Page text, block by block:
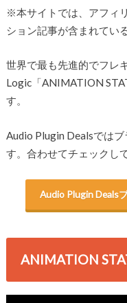
※本サイトでは、アフィ
ション記事が含まれてい
世界で最も先進的でフレ
Logic「ANIMATION
す。
Audio Plugin Dealsでは
す。合わせてチェックし
Audio Plugin Deals
ANIMATION